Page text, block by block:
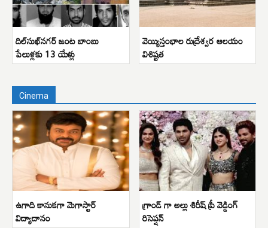
దిల్‌సుఖ్‌నగర్ జంట బాంబు
పేలుళ్లకు 13 యేళ్లు
వెయ్యిస్తంభాల రుద్రేశ్వర ఆలయం
విశిష్టత
Cinema
ఉగాది కానుకగా మెగాస్టార్
విద్యాదానం
గ్రాండ్ గా అల్లు శిరీష్ ప్రీ వెడ్డింగ్
రిసెప్షన్